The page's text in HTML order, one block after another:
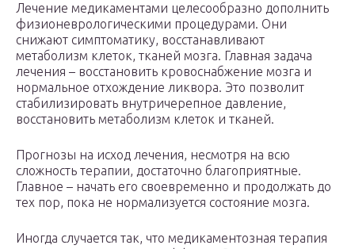
Лечение медикаментами целесообразно дополнить
физионеврологическими процедурами. Они
снижают симптоматику, восстанавливают
метаболизм клеток, тканей мозга. Главная задача
лечения – восстановить кровоснабжение мозга и
нормальное отхождение ликвора. Это позволит
стабилизировать внутричерепное давление,
восстановить метаболизм клеток и тканей.
Прогнозы на исход лечения, несмотря на всю
сложность терапии, достаточно благоприятные.
Главное – начать его своевременно и продолжать до
тех пор, пока не нормализуется состояние мозга.
Иногда случается так, что медикаментозная терапия